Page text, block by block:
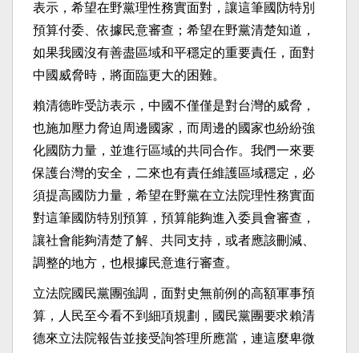
表示，希望在野黨理性務實面對，讓這筆國防特別
預算付委、依據民意審查；希望在野黨清楚知道，
如果我國沒有善盡區域和平穩定的重要責任，面對
中國威脅時，將面臨更大的困難。
賴清德昨受訪表示，中國不僅僅是對台灣的威脅，
也施加壓力脅迫周邊國家，而周邊的國家也紛紛強
化國防力量，並進行區域的共同合作。我們一來要
保護台灣的安全，二來也有責任維護區域穩定，必
須提高國防力量，希望在野黨在立法院理性務實面
對這筆國防特別預算，預算能夠進入委員會審查，
讓社會能夠清楚了解、共同支持，或者應該刪減、
調整的地方，也根據民意進行審查。
立法院國民黨團強調，面對史無前例的高額軍事預
算，人民至今看不到細項規劃，國民黨團要求賴清
德來立法院報告並接受詢答理所應當，連這麼卑微